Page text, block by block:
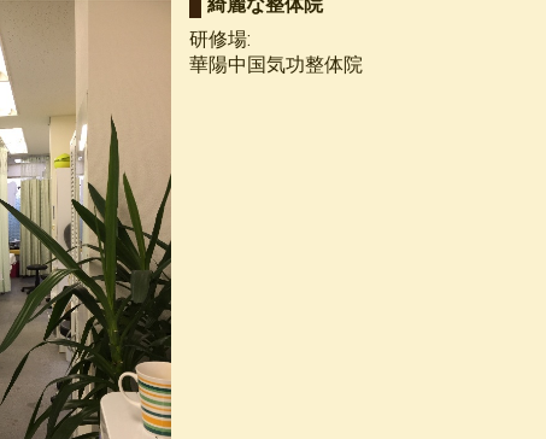
研修場:
華陽中国気功整体院